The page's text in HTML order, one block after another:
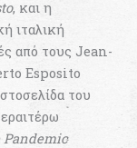
, και η
ιταλική
από τους Jean-
Esposito
του
Pandemic